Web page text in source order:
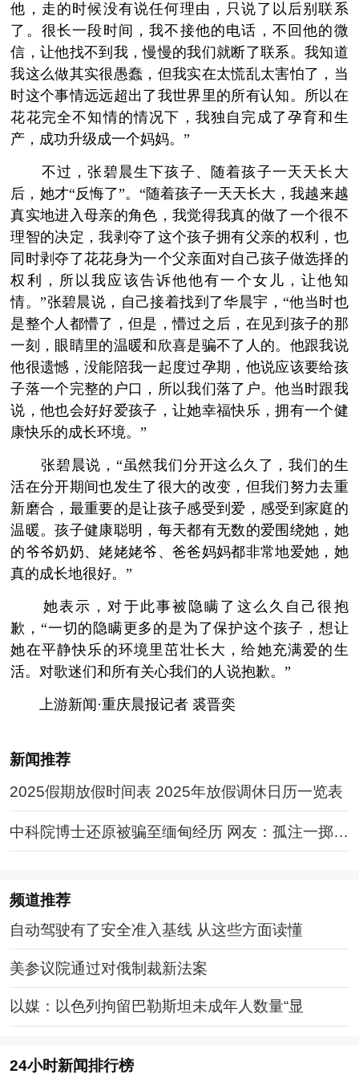
他，走的时候没有说任何理由，只说了以后别联系
了。很长一段时间，我不接他的电话，不回他的微
信，让他找不到我，慢慢的我们就断了联系。我知道
我这么做其实很愚蠢，但我实在太慌乱太害怕了，当
时这个事情远远超出了我世界里的所有认知。所以在
花花完全不知情的情况下，我独自完成了孕育和生
产，成功升级成一个妈妈。”
不过，张碧晨生下孩子、随着孩子一天天长大
后，她才“反悔了”。“随着孩子一天天长大，我越来越
真实地进入母亲的角色，我觉得我真的做了一个很不
理智的决定，我剥夺了这个孩子拥有父亲的权利，也
同时剥夺了花花身为一个父亲面对自己孩子做选择的
权利，所以我应该告诉他他有一个女儿，让他知
情。”张碧晨说，自己接着找到了华晨宇，“他当时也
是整个人都懵了，但是，懵过之后，在见到孩子的那
一刻，眼睛里的温暖和欣喜是骗不了人的。他跟我说
他很遗憾，没能陪我一起度过孕期，他说应该要给孩
子落一个完整的户口，所以我们落了户。他当时跟我
说，他也会好好爱孩子，让她幸福快乐，拥有一个健
康快乐的成长环境。”
张碧晨说，“虽然我们分开这么久了，我们的生
活在分开期间也发生了很大的改变，但我们努力去重
新磨合，最重要的是让孩子感受到爱，感受到家庭的
温暖。孩子健康聪明，每天都有无数的爱围绕她，她
的爷爷奶奶、姥姥姥爷、爸爸妈妈都非常地爱她，她
真的成长地很好。”
她表示，对于此事被隐瞒了这么久自己很抱
歉，“一切的隐瞒更多的是为了保护这个孩子，想让
她在平静快乐的环境里茁壮长大，给她充满爱的生
活。对歌迷们和所有关心我们的人说抱歉。”
上游新闻·重庆晨报记者 裘晋奕
新闻推荐
2025假期放假时间表 2025年放假调休日历一览表
中科院博士还原被骗至缅甸经历 网友：孤注一掷现
实版
频道推荐
自动驾驶有了安全准入基线 从这些方面读懂
美参议院通过对俄制裁新法案
以媒：以色列拘留巴勒斯坦未成年人数量“显
24小时新闻排行榜